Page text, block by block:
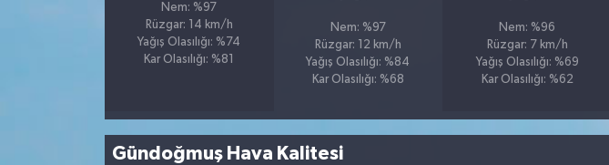
Nem: %97
Rüzgar: 14 km/h
Yağış Olasılığı: %74
Kar Olasılığı: %81
Nem: %97
Rüzgar: 12 km/h
Yağış Olasılığı: %84
Kar Olasılığı: %68
Nem: %96
Rüzgar: 7 km/h
Yağış Olasılığı: %69
Kar Olasılığı: %62
Gündoğmuş Hava Kalitesi